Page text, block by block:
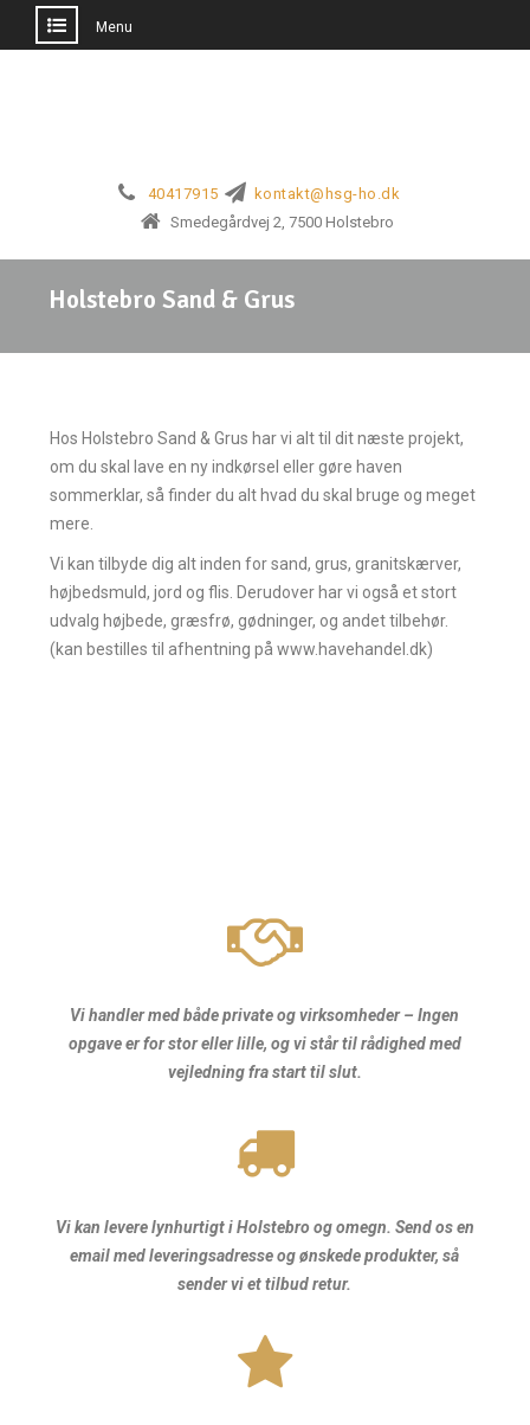
Menu
40417915
kontakt@hsg-ho.dk
Smedegårdvej 2, 7500 Holstebro
Holstebro Sand & Grus
Hos Holstebro Sand & Grus har vi alt til dit næste projekt,
om du skal lave en ny indkørsel eller gøre haven
sommerklar, så finder du alt hvad du skal bruge og meget
mere.
Vi kan tilbyde dig alt inden for sand, grus, granitskærver,
højbedsmuld, jord og flis. Derudover har vi også et stort
udvalg højbede, græsfrø, gødninger, og andet tilbehør.
(kan bestilles til afhentning på www.havehandel.dk)
Vi handler med både private og virksomheder – Ingen
opgave er for stor eller lille, og vi står til rådighed med
vejledning fra start til slut.
Vi kan levere lynhurtigt i Holstebro og omegn. Send os en
email med leveringsadresse og ønskede produkter, så
sender vi et tilbud retur.